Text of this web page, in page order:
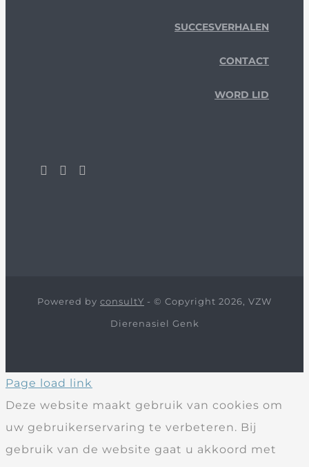
SUCCESVERHALEN
CONTACT
WORD LID
Powered by consultY - © Copyright 2026, VZW
Dierenasiel Genk
Page load link
Deze website maakt gebruik van cookies om
uw gebruikerservaring te verbeteren. Bij
gebruik van de website gaat u akkoord met